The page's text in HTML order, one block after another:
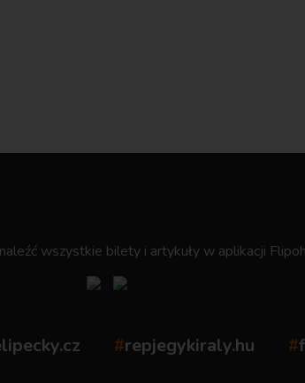
wszystkie bilety i artykuły w aplikacji
#repjegykiraly.hu #